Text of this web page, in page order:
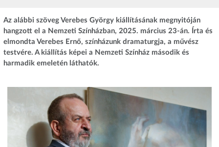
Az alábbi szöveg Verebes György kiállításának megnyitóján
hangzott el a Nemzeti Színházban, 2025. március 23-án. Írta és
elmondta Verebes Ernő, színházunk dramaturgja, a művész
testvére. A kiállítás képei a Nemzeti Színház második és
harmadik emeletén láthatók.